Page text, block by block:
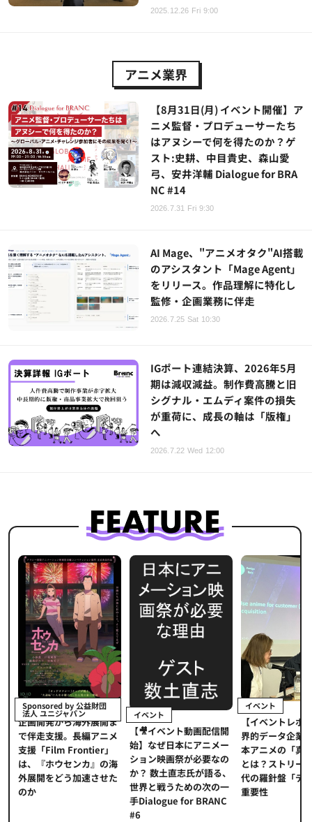
2025.12.26 Fri 9:00
アニメ業界
【8月31日(月) イベント開催】ア
ニメ監督・プロデューサーたち
はアヌシーで何を得たのか？ゲ
スト:史耕、中目貴史、森山愛
弓、安井洋輔 Dialogue for BRA
NC #14
2026.7.31 Fri 9:30
AI Mage、"アニメオタク"AI搭載
のアシスタント「Mage Agent」
をリリース。作品理解に特化し
監修・企画業務に伴走
2026.7.25 Sat 10:30
IGポート連結決算、2026年5月
期は減収減益。制作費高騰と旧
シグナル・エムディ案件の損失
が重荷に、成長の軸は「版権」
へ
2026.7.22 Wed 12:00
Sponsored by 公益財団
法人 ユニジャパン
企画開発から海外展開ま
で伴走支援。長編アニメ
支援「Film Frontier」
は、『ホウセンカ』の海
外展開をどう加速させた
のか
イベント
【🎥イベント動画配信開
始】なぜ日本にアニメー
ション映画祭が必要なの
か？ 数土直志氏が語る、
世界と戦うための次の一
手Dialogue for BRANC
#6
イベント
【イベントレポ
界的データ企業
本アニメの「真
とは？ストリー
代の羅針盤「デ
重要性